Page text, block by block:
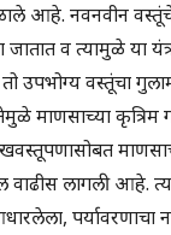
आहे. नवनवीन
जातात व त्यामुळे या
उपभोग्य वस्तूंचा
माणसाच्या कृत्रिम
वाढीस लागली आहे.
पर्यावरणाचा